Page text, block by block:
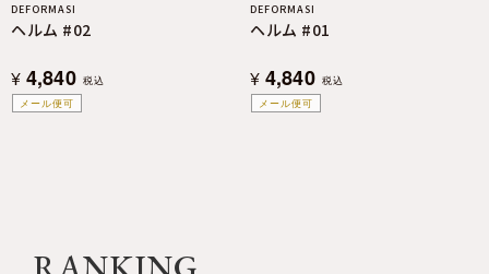
メール便可
DEFORMASI
ヘルム #02
¥ 4,840 税込
メール便可
DEFORMASI
ヘルム #01
¥ 4,840 税込